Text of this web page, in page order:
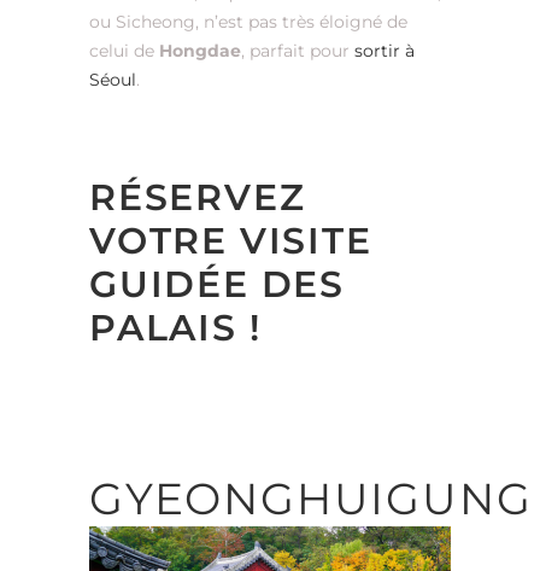
ou Sicheong, n’est pas très éloigné de
celui de Hongdae, parfait pour sortir à
Séoul.
RÉSERVEZ
VOTRE VISITE
GUIDÉE DES
PALAIS !